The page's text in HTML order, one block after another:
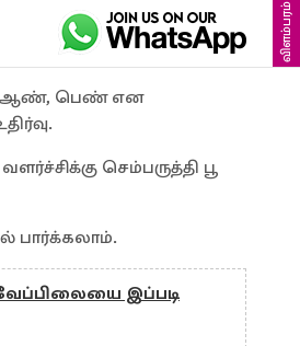
விளம்பரம்
ஆண், பெண் என
செம்பருத்தி பூ
பார்க்கலாம்.
இப்படி